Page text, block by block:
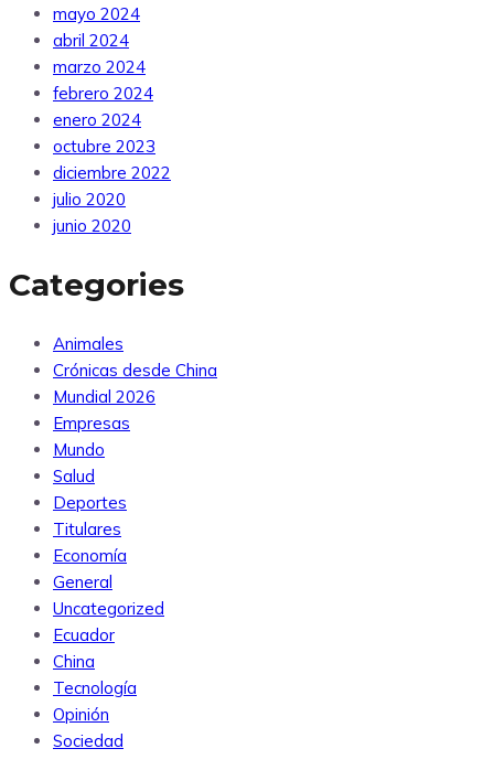
mayo 2024
abril 2024
marzo 2024
febrero 2024
enero 2024
octubre 2023
diciembre 2022
julio 2020
junio 2020
Categories
Animales
Crónicas desde China
Mundial 2026
Empresas
Mundo
Salud
Deportes
Titulares
Economía
General
Uncategorized
Ecuador
China
Tecnología
Opinión
Sociedad